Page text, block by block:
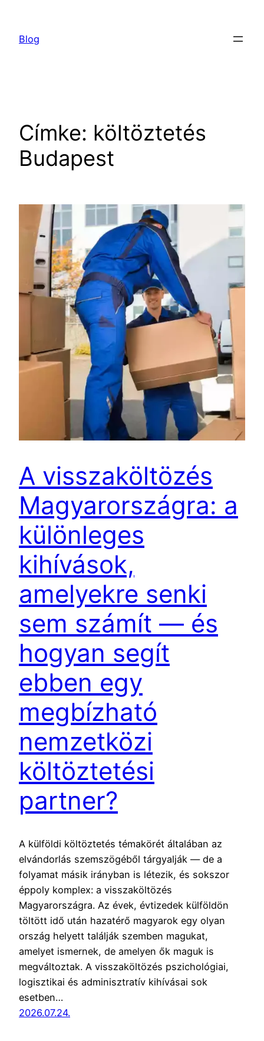
tartalomhoz
Blog
Címke: költöztetés
Budapest
A visszaköltözés
Magyarországra: a
különleges
kihívások,
amelyekre senki
sem számít — és
hogyan segít
ebben egy
megbízható
nemzetközi
költöztetési
partner?
A külföldi költöztetés témakörét általában az
elvándorlás szemszögéből tárgyalják — de a
folyamat másik irányban is létezik, és sokszor
éppoly komplex: a visszaköltözés
Magyarországra. Az évek, évtizedek külföldön
töltött idő után hazatérő magyarok egy olyan
ország helyett találják szemben magukat,
amelyet ismernek, de amelyen ők maguk is
megváltoztak. A visszaköltözés pszichológiai,
logisztikai és adminisztratív kihívásai sok
esetben…
2026.07.24.